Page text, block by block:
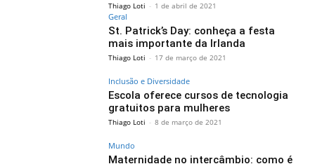
Thiago Loti - 1 de abril de 2021
Geral
St. Patrick’s Day: conheça a festa
mais importante da Irlanda
Thiago Loti - 17 de março de 2021
Inclusão e Diversidade
Escola oferece cursos de tecnologia
gratuitos para mulheres
Thiago Loti - 8 de março de 2021
Mundo
Maternidade no intercâmbio: como é